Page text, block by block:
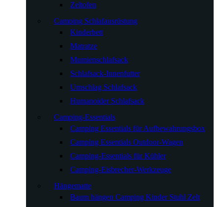
Zeltofen
Camping Schlafausrüstung
Kinderbett
Matratze
Mumienschlafsack
Schlafsack-Innenfutter
Umschlag Schlafsack
Humanoider Schlafsack
Camping-Essentials
Camping Essentials für Aufbewahrungsbox
Camping Essentials Outdoor-Wagen
Camping-Essentials für Kühler
Camping-Eisbrecher-Werkzeuge
Hängematte
Baum hängen Camping Kinder Stuhl Zelt